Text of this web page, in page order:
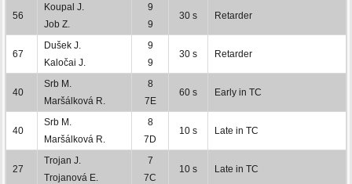
56
Koupal J.
Job Z.
9
9
30 s Retarder
67
Dušek J.
Kaločai J.
9
9
30 s Retarder
40
Srb M.
Maršálková R.
8
7E
60 s Early in TC
40
Srb M.
Maršálková R.
8
7D
10 s Late in TC
27
Trojan J.
Trojanová E.
7
7C
10 s Late in TC